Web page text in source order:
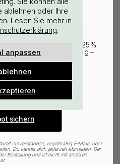
PASSEND FÜR BASE
Hand Lotion Meraki - Harvest
16.91 € 19.90 €
Auf Lager
ablehnen oder Ihre
Lesen Sie mehr in
.
anpassen
COUNTRY
auf deinen
Artikel
an und erhalte 25%
Artikel deiner Bestellung –
exklusive Angebote.
zum 31. August
sichern
einverstanden, regelmäßig E-Mails über
Du kannst dich jederzeit abmelden. Der
Bestellung und ist nicht mit anderen